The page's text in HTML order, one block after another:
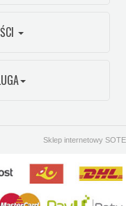
Sklep internetowy SOTE